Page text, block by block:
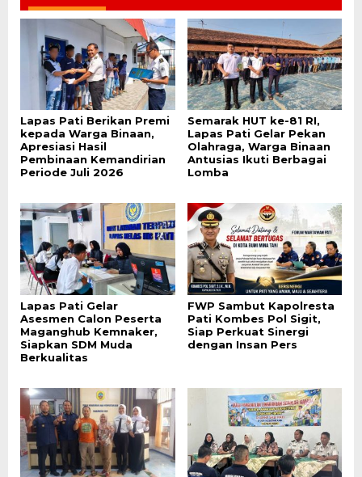
Lapas Pati Berikan Premi
kepada Warga Binaan,
Apresiasi Hasil
Pembinaan Kemandirian
Periode Juli 2026
Semarak HUT ke-81 RI,
Lapas Pati Gelar Pekan
Olahraga, Warga Binaan
Antusias Ikuti Berbagai
Lomba
Lapas Pati Gelar
Asesmen Calon Peserta
Maganghub Kemnaker,
Siapkan SDM Muda
Berkualitas
FWP Sambut Kapolresta
Pati Kombes Pol Sigit,
Siap Perkuat Sinergi
dengan Insan Pers